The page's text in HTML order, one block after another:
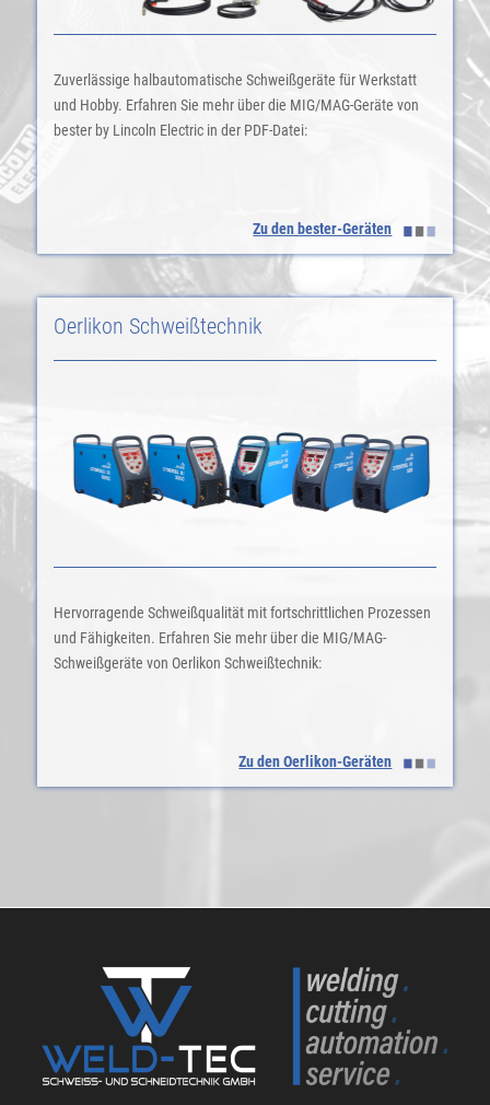
Zuverlässige halbautomatische Schweißgeräte für Werkstatt
und Hobby. Erfahren Sie mehr über die MIG/MAG-Geräte von
bester by Lincoln Electric in der PDF-Datei:
Zu den bester-Geräten
Oerlikon Schweißtechnik
Hervorragende Schweißqualität mit fortschrittlichen Prozessen
und Fähigkeiten. Erfahren Sie mehr über die MIG/MAG-
Schweißgeräte von Oerlikon Schweißtechnik:
Zu den Oerlikon-Geräten